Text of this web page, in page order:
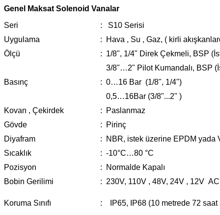
Genel Maksat Solenoid Vanalar
Seri
:
S10 Serisi
Uygulama
:
Hava , Su , Gaz, ( kirli
Ölçü
: 1/8", 1/4" Direk Çekmeli, BSP
3/8"…2" Pilot Kumandalı, BSP
Basınç
: 0…16 Bar (1/8", 1/4")
0,5…16Bar (3/8"...2" )
Kovan , Çekirdek
:
Paslanmaz
Gövde
:
Pirinç
Diyafram
:
NBR, istek üzerine EPDM yada
Sıcaklık
: -10°C…80 °C
Pozisyon
:
Normalde Kapalı
Bobin Gerilimi
: 230V, 110V , 48V, 24V , 12V
Koruma Sınıfı : IP65, IP68 (10 metrede 72